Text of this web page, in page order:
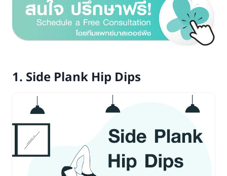
1. Side Plank Hip Dips